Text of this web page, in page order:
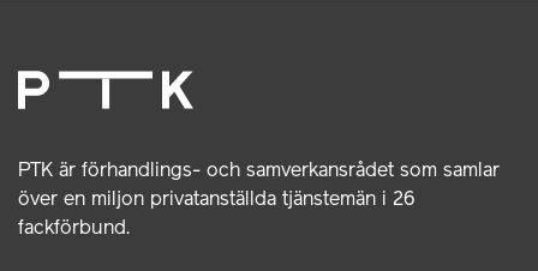
PTK är förhandlings- och samverkansrådet som samlar
över en miljon privatanställda tjänstemän i 26
fackförbund.